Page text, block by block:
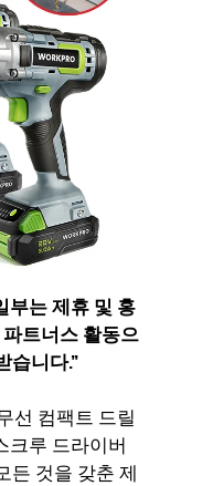
부는 제휴 및 홍
파트너스 활동으
습니다.”
선 컴팩트 드릴
크루 드라이버
든 것을 갖춘 제